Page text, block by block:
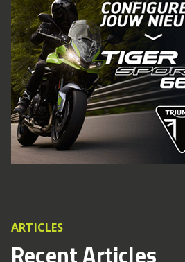
ARTICLES
Recent Articles